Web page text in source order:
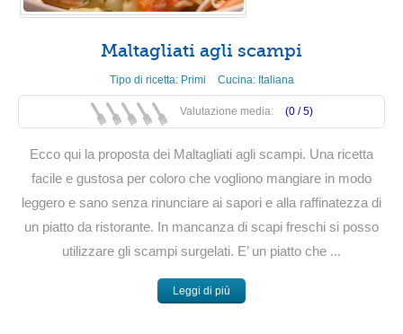
Maltagliati agli scampi
Tipo di ricetta: Primi Cucina: Italiana
Valutazione media: (0 /5)
Ecco qui la proposta dei Maltagliati agli scampi. Una ricetta
facile e gustosa per coloro che vogliono mangiare in modo
leggero e sano senza rinunciare ai sapori e alla raffinatezza di
un piatto da ristorante. In mancanza di scapi freschi si posso
utilizzare gli scampi surgelati. E’ un piatto che ...
Leggi di più